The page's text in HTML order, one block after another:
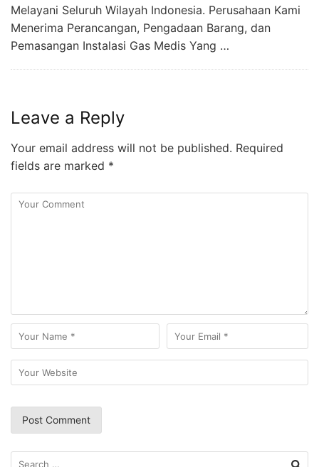
Melayani Seluruh Wilayah Indonesia. Perusahaan Kami
Menerima Perancangan, Pengadaan Barang, dan
Pemasangan Instalasi Gas Medis Yang …
Leave a Reply
Your email address will not be published. Required
fields are marked *
Search